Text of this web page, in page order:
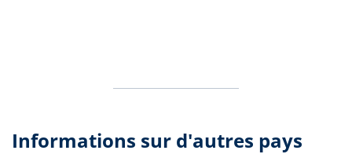
Informations sur d'autres pays